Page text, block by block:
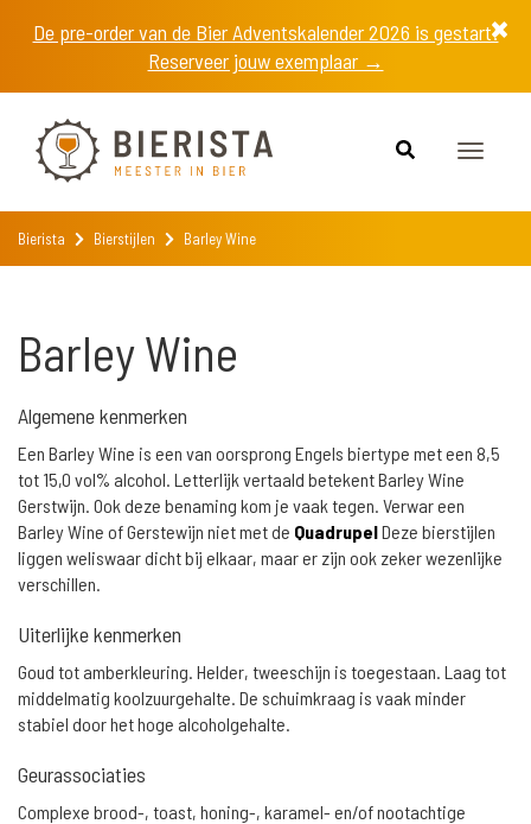
De pre-order van de Bier Adventskalender 2026 is gestart!
Reserveer jouw exemplaar →
Toggle
Bierista Bierstijlen Barley Wine
Barley Wine
Algemene kenmerken
Een Barley Wine is een van oorsprong Engels biertype met een 8,5
tot 15,0 vol% alcohol. Letterlijk vertaald betekent Barley Wine
Gerstwijn. Ook deze benaming kom je vaak tegen. Verwar een
Barley Wine of Gerstewijn niet met de QuadrupelDeze bierstijlen
liggen weliswaar dicht bij elkaar, maar er zijn ook zeker wezenlijke
verschillen.
Uiterlijke kenmerken
Goud tot amberkleuring. Helder, tweeschijn is toegestaan. Laag tot
middelmatig koolzuurgehalte. De schuimkraag is vaak minder
stabiel door het hoge alcoholgehalte.
Geurassociaties
Complexe brood-, toast, honing-, karamel- en/of nootachtige